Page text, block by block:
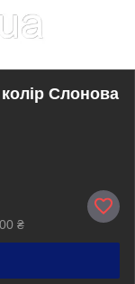
Слонова
₴